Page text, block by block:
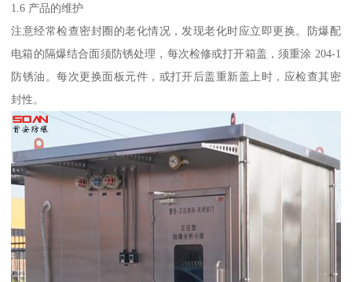
1.6 产品的维护
注意经常检查密封圈的老化情况，发现老化时应立即更换。防爆配
电箱的隔爆结合面须防锈处理，每次检修或打开箱盖，须重涂 204-1
防锈油。每次更换面板元件，或打开后盖重新盖上时，应检查其密
封性。